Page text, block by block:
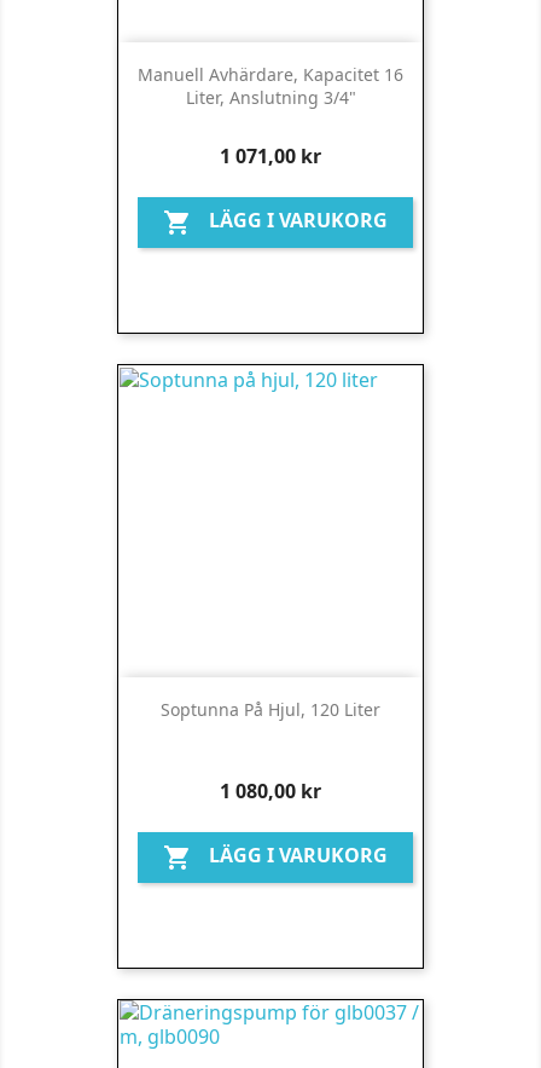
Manuell Avhärdare, Kapacitet 16
Liter, Anslutning 3/4"
Pris
1 071,00 kr
 LÄGG I VARUKORG
Soptunna På Hjul, 120 Liter
Pris
1 080,00 kr
 LÄGG I VARUKORG